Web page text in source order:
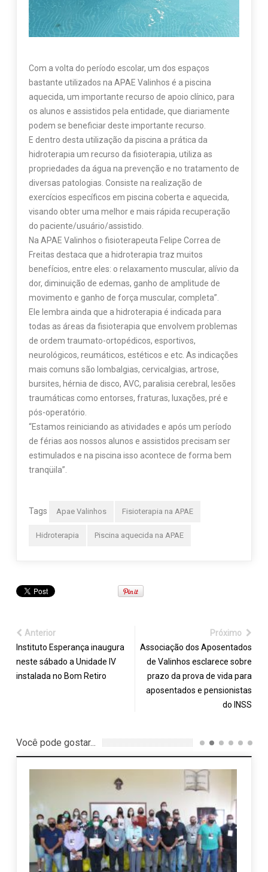
Com a volta do período escolar, um dos espaços
bastante utilizados na APAE Valinhos é a piscina
aquecida, um importante recurso de apoio clínico, para
os alunos e assistidos pela entidade, que diariamente
podem se beneficiar deste importante recurso.
E dentro desta utilização da piscina a prática da
hidroterapia um recurso da fisioterapia, utiliza as
propriedades da água na prevenção e no tratamento de
diversas patologias. Consiste na realização de
exercícios específicos em piscina coberta e aquecida,
visando obter uma melhor e mais rápida recuperação
do paciente/usuário/assistido.
Na APAE Valinhos o fisioterapeuta Felipe Correa de
Freitas destaca que a hidroterapia traz muitos
benefícios, entre eles: o relaxamento muscular, alívio da
dor, diminuição de edemas, ganho de amplitude de
movimento e ganho de força muscular, completa”.
Ele lembra ainda que a hidroterapia é indicada para
todas as áreas da fisioterapia que envolvem problemas
de ordem traumato-ortopédicos, esportivos,
neurológicos, reumáticos, estéticos e etc. As indicações
mais comuns são lombalgias, cervicalgias, artrose,
bursites, hérnia de disco, AVC, paralisia cerebral, lesões
traumáticas como entorses, fraturas, luxações, pré e
pós-operatório.
“Estamos reiniciando as atividades e após um período
de férias aos nossos alunos e assistidos precisam ser
estimulados e na piscina isso acontece de forma bem
tranqüila”.
Tags Apae Valinhos Fisioterapia na APAE
Hidroterapia Piscina aquecida na APAE
Anterior
Instituto Esperança inaugura
neste sábado a Unidade IV
instalada no Bom Retiro
Próximo
Associação dos Aposentados
de Valinhos esclarece sobre
prazo da prova de vida para
aposentados e pensionistas
do INSS
Você pode gostar...